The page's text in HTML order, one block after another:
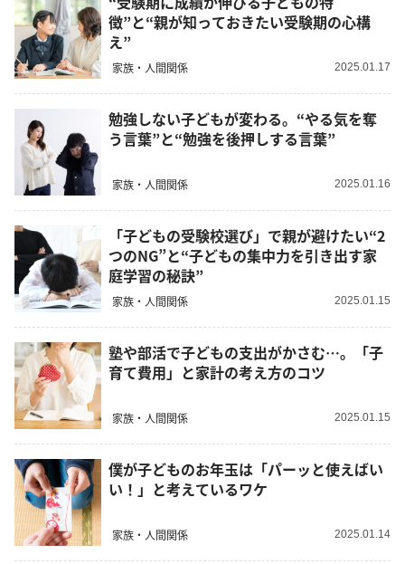
徴”と“親が知っておきたい受験期の心構
え”
家族・人間関係 2025.01.17
勉強しない子どもが変わる。“やる気を奪
う言葉”と“勉強を後押しする言葉”
家族・人間関係 2025.01.16
「子どもの受験校選び」で親が避けたい“2
つのNG”と“子どもの集中力を引き出す家
庭学習の秘訣”
家族・人間関係 2025.01.15
塾や部活で子どもの支出がかさむ…。「子
育て費用」と家計の考え方のコツ
家族・人間関係 2025.01.15
僕が子どものお年玉は「パーッと使えばい
い！」と考えているワケ
家族・人間関係 2025.01.14